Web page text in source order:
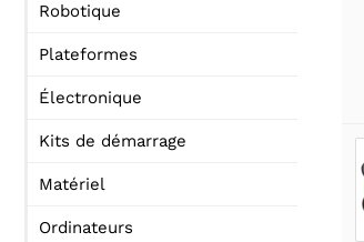
Robotique
Plateformes
Électronique
Kits de démarrage
Matériel
Ordinateurs